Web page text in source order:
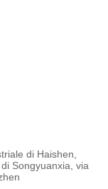
di Haishen,
Songyuanxia, via